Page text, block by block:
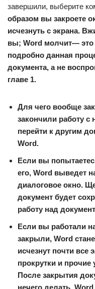
завершили, выберите
образом вы закроете
исчезнуть с экрана.
вы; Word молчит—
подробно данная
документа, а не
главе 1.
Для чего вообще
закончили работу с
перейти к другим
Word.
Если вы
его, Word выведет
диалоговое окно.
документ будет
работу над
Если вы работали
закрыли, Word
исчезнут почти
прокрутки и прочие
После закрытия
нечего делать.